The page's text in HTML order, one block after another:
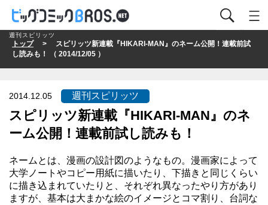
トップ> スピリッツ新連載『HIKARI-MAN』のネーム公開！連載前試
し読みも！ （ 2014/12/05 ）
週刊スピリッツ
2014.12.05
スピリッツ新連載『HIKARI-MAN』のネ
ーム公開！連載前試し読みも！
週刊スピリッツ
ネームとは、漫画の設計図のようなもの。漫画家によって
大学ノートやコピー用紙に描いたり、下描きと同じくらい
に描き込まれていたりと、それぞれ異なったやり方があり
ますが、基本は大まかな絵のイメージとコマ割り、台詞な